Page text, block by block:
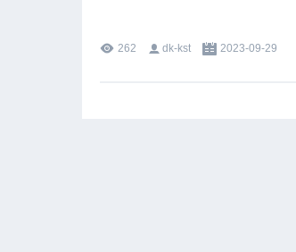
262 dk-kst 2023-09-29